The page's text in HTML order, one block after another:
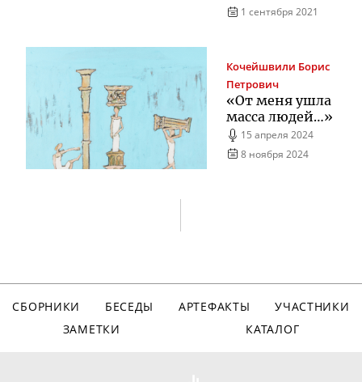
1 сентября 2021
Кочейшвили Борис
Петрович
«От меня ушла
масса людей…»
15 апреля 2024
8 ноября 2024
СБОРНИКИ БЕСЕДЫ АРТЕФАКТЫ
УЧАСТНИКИ
ЗАМЕТКИ
КАТАЛОГ